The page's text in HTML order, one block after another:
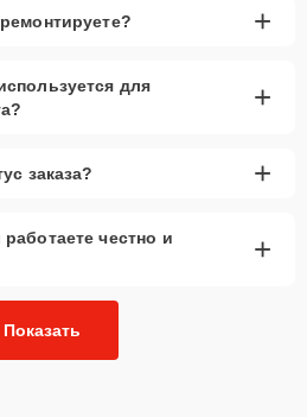
+
для
+
заказа? +
честно и
+
Показать